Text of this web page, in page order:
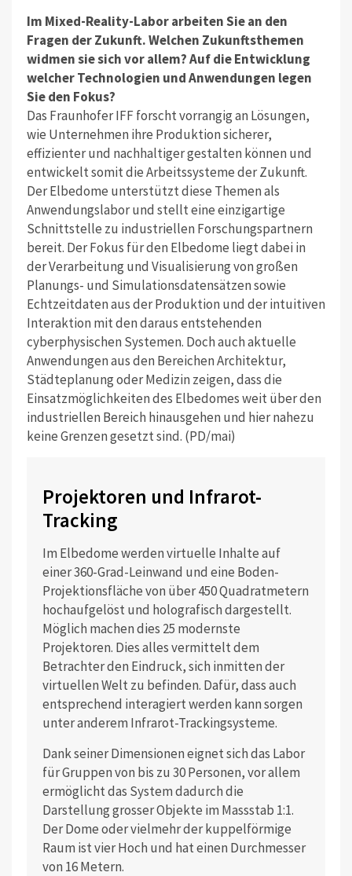
Im Mixed-Reality-Labor arbeiten Sie an den
Fragen der Zukunft. Welchen Zukunftsthemen
widmen sie sich vor allem? Auf die Entwicklung
welcher Technologien und Anwendungen legen
Sie den Fokus?
Das Fraunhofer IFF forscht vorrangig an Lösungen,
wie Unternehmen ihre Produktion sicherer,
effizienter und nachhaltiger gestalten können und
entwickelt somit die Arbeitssysteme der Zukunft.
Der Elbedome unterstützt diese Themen als
Anwendungslabor und stellt eine einzigartige
Schnittstelle zu industriellen Forschungspartnern
bereit. Der Fokus für den Elbedome liegt dabei in
der Verarbeitung und Visualisierung von großen
Planungs- und Simulationsdatensätzen sowie
Echtzeitdaten aus der Produktion und der intuitiven
Interaktion mit den daraus entstehenden
cyberphysischen Systemen. Doch auch aktuelle
Anwendungen aus den Bereichen Architektur,
Städteplanung oder Medizin zeigen, dass die
Einsatzmöglichkeiten des Elbedomes weit über den
industriellen Bereich hinausgehen und hier nahezu
keine Grenzen gesetzt sind. (PD/mai)
Projektoren und Infrarot-
Tracking
Im Elbedome werden virtuelle Inhalte auf
einer 360-Grad-Leinwand und eine Boden-
Projektionsfläche von über 450 Quadratmetern
hochaufgelöst und holografisch dargestellt.
Möglich machen dies 25 modernste
Projektoren. Dies alles vermittelt dem
Betrachter den Eindruck, sich inmitten der
virtuellen Welt zu befinden. Dafür, dass auch
entsprechend interagiert werden kann sorgen
unter anderem Infrarot-Trackingsysteme.
Dank seiner Dimensionen eignet sich das Labor
für Gruppen von bis zu 30 Personen, vor allem
ermöglicht das System dadurch die
Darstellung grosser Objekte im Massstab 1:1.
Der Dome oder vielmehr der kuppelförmige
Raum ist vier Hoch und hat einen Durchmesser
von 16 Metern.